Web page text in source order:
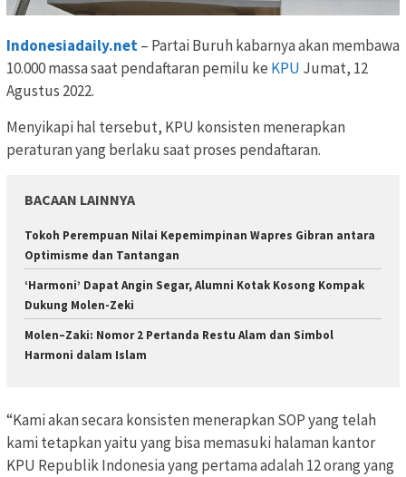
Indonesiadaily.net– Partai Buruh kabarnya akan membawa
10.000 massa saat pendaftaran pemilu ke KPU Jumat, 12
Agustus 2022.
Menyikapi hal tersebut, KPU konsisten menerapkan
peraturan yang berlaku saat proses pendaftaran.
BACAAN LAINNYA
Tokoh Perempuan Nilai Kepemimpinan Wapres Gibran antara
Optimisme dan Tantangan
‘Harmoni’ Dapat Angin Segar, Alumni Kotak Kosong Kompak
Dukung Molen-Zeki
Molen–Zaki: Nomor 2 Pertanda Restu Alam dan Simbol
Harmoni dalam Islam
“Kami akan secara konsisten menerapkan SOP yang telah
kami tetapkan yaitu yang bisa memasuki halaman kantor
KPU Republik Indonesia yang pertama adalah 12 orang yang